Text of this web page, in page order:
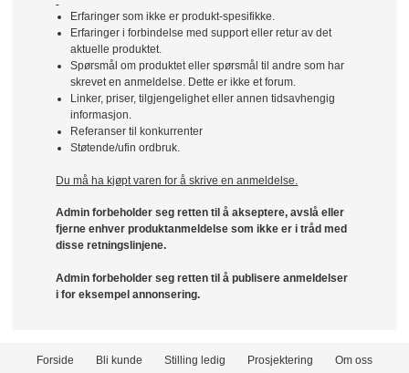
Erfaringer som ikke er produkt-spesifikke.
Erfaringer i forbindelse med support eller retur av det
aktuelle produktet.
Spørsmål om produktet eller spørsmål til andre som har
skrevet en anmeldelse. Dette er ikke et forum.
Linker, priser, tilgjengelighet eller annen tidsavhengig
informasjon.
Referanser til konkurrenter
Støtende/ufin ordbruk.
Du må ha kjøpt varen for å skrive en anmeldelse.
Admin forbeholder seg retten til å akseptere, avslå eller
fjerne enhver produktanmeldelse som ikke er i tråd med
disse retningslinjene.
Admin forbeholder seg retten til å publisere anmeldelser
i for eksempel annonsering.
Forside Bli kunde Stilling ledig Prosjektering Om oss